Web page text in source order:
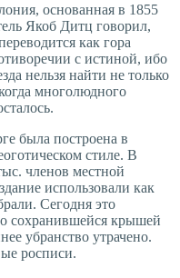
основанная в 1855
Якоб Дитц говорил,
как гора
с истиной, ибо
нельзя найти не только
многолюдного
была построена в
стиле. В
членов местной
использовали как
Сегодня это
сохранившейся крышей
убранство утрачено.
росписи.